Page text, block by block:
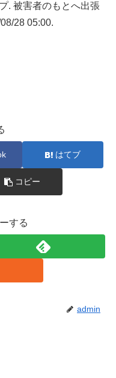
. 被害者のもとへ出張
28 05:00.
はてブ
コピー
する
admin